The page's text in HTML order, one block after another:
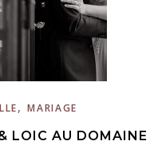
,MARIAGE
LOIC AU DOMAINE